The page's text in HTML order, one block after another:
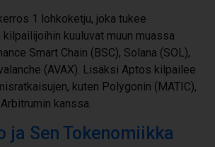
1 lohkoketju, joka tukee
kuuluvat muun muassa
Smart Chain (BSC), Solana (SOL),
(AVAX). Lisäksi Aptos kilpailee
kuten Polygonin (MATIC),
kanssa.
ja Sen Tokenomiikka